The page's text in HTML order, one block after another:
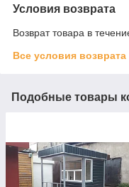
Условия возврата
Возврат товара в
Все условия возврата
Подобные товары